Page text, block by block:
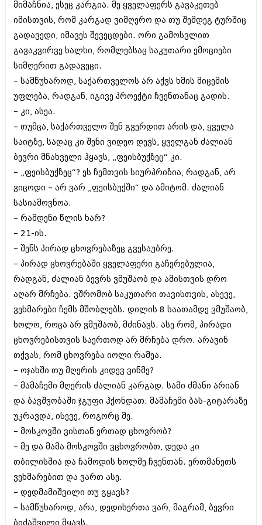
აპრილი 2012 (294)
მარტი 2012 (259)
თებერვალი 2012 (376)
იანვარი 2012 (322)
ნოემბერი 2011 (471)
ოქტომბერი 2011 (754)
სექტემბერი 2011 (407)
აგვისტო 2011 (249)
ივლისი 2011 (400)
ივნისი 2011 (438)
მაისი 2011 (415)
აპრილი 2011 (294)
თებერვალი 2011 (329)
იანვარი 2011 (647)
(157)
დეკემბერი 2010 (881)
ნოემბერი 2010 (422)
ოქტომბერი 2010 (341)
სექტემბერი 2010 (449)
აგვისტო 2010 (461)
ივლისი 2010 (556)
ივნისი 2010 (685)
მაისი 2010 (232)
აპრილი 2010 (229)
თებერვალი 2010 (421)
იანვარი 2010 (422)
დეკემბერი 2009 (510)
ნოემბერი 2009 (308)
ოქტომბერი 2009 (382)
სექტემბერი 2009 (541)
აგვისტო 2009 (14)
ივლისი 2009 (118)
თებერვალი 0216 (1)
დეკემბერი 0215 (1)
ოქტომბერი 0215 (1)
აგვისტო 0215 (2)
ივნისი 0212 (2)
ნოემბერი 0201 (1)
მიმაჩნია, ესეც კარგია. მე ყველაფერს გავაკეთებ
იმისთვის, რომ კარგად ვიმღერო და თუ შემდეგ ტურშიც
გადავედი, იმავეს შევეცდები. ორი გამოსვლით
გავაკვირვე ხალხი, რომლებსაც საკუთარი ემოციები
სიმღერით გადავეცი.
– სამწუხაროდ, საქართველოს არ აქვს ხმის მიცემის
უფლება, რადგან, იგივე პროექტი ჩვენთანაც გადის.
– კი, ასეა.
– თუმცა, საქართველო შენ გვერდით არის და, ყველა
საიტზე, სადაც კი შენი ვიდეო დევს, ყველგან ძალიან
ბევრი მნახველი ჰყავს, „ფეისბუქზეც“ კი.
– „ფეისბუქზეც“? ეს ჩემთვის სიურპრიზია, რადგან, არ
ვიცოდი – არ ვარ „ფეისბუქში“ და ამიტომ. ძალიან
სასიამოვნოა.
– რამდენი წლის ხარ?
– 21-ის.
– შენს პირად ცხოვრებაზეც გვესაუბრე.
– პირად ცხოვრებაში ყველაფერი გაჩერებულია,
რადგან, ძალიან ბევრს ვმუშაობ და ამისთვის დრო
აღარ მრჩება. ვშრომობ საკუთარი თავისთვის, ასევე,
ვეხმარები ჩემს მშობლებს. დილის 8 საათამდე ვმუშაობ,
ხოლო, როცა არ ვმუშაობ, მძინავს. ასე რომ, პირადი
ცხოვრებისთვის საერთოდ არ მრჩება დრო. არავინ
თქვას, რომ ცხოვრება იოლი რამეა.
– ოჯახში თუ მღერის კიდევ ვინმე?
– მამაჩემი მღერის ძალიან კარგად. სამი ძმანი არიან
და ბავშვობაში ჯგუფი ჰქონდათ. მამაჩემი ბას-გიტარაზე
უკრავდა, ისევე, როგორც მე.
– მოსკოვში ვისთან ერთად ცხოვრობ?
– მე და მამა მოსკოვში ვცხოვრობთ, დედა კი
თბილისშია და ჩამოდის ხოლმე ჩვენთან. ერთმანეთს
ვეხმარებით და ვართ ასე.
– დედმამიშვილი თუ გყავს?
– სამწუხაროდ, არა, დედისერთა ვარ, მაგრამ, ბევრი
ბიძაშვილი მყავს.